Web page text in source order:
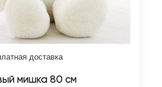
доставка
мишка 80 см